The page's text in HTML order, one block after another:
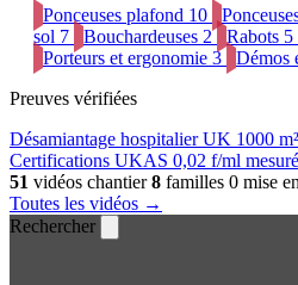
Ponceuses plafond 10
sol 7 Bouchardeuses 2 Rabots 5
Porteurs et ergonomie 3 Démos
Preuves vérifiées
Désamiantage hospitalier UK 1000
Certifications UKAS 0,02 f/ml
51 vidéos chantier8 familles 0 mise
Toutes les vidéos →
Rechercher